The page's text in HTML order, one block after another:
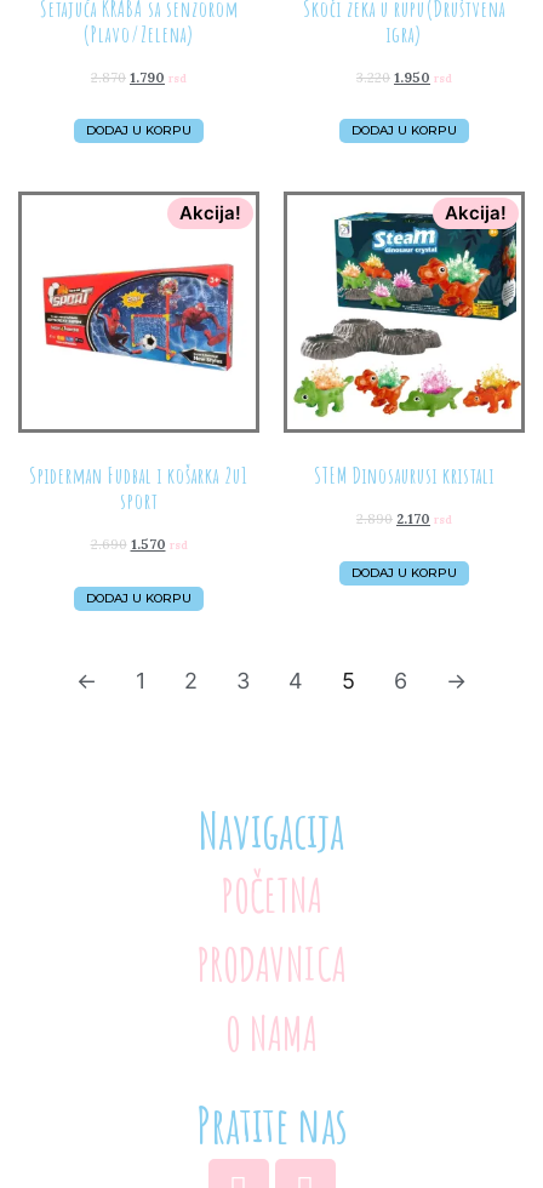
Šetajuća KRABA sa senzorom
(Plavo/Zelena)
2.870 1.790 rsd
DODAJ U KORPU
Skoči zeka u rupu(Društvena
igra)
3.220 1.950 rsd
DODAJ U KORPU
Akcija!
Spiderman Fudbal i košarka 2u1
sport
2.690 1.570 rsd
DODAJ U KORPU
Akcija!
STEM Dinosaurusi kristali
2.890 2.170 rsd
DODAJ U KORPU
← 1 2 3 4 5 6 →
Navigacija
POČETNA
PRODAVNICA
O NAMA
Pratite nas